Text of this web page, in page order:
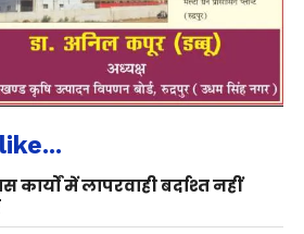
कार्यों में लापरवाही बर्दाश्त नहीं